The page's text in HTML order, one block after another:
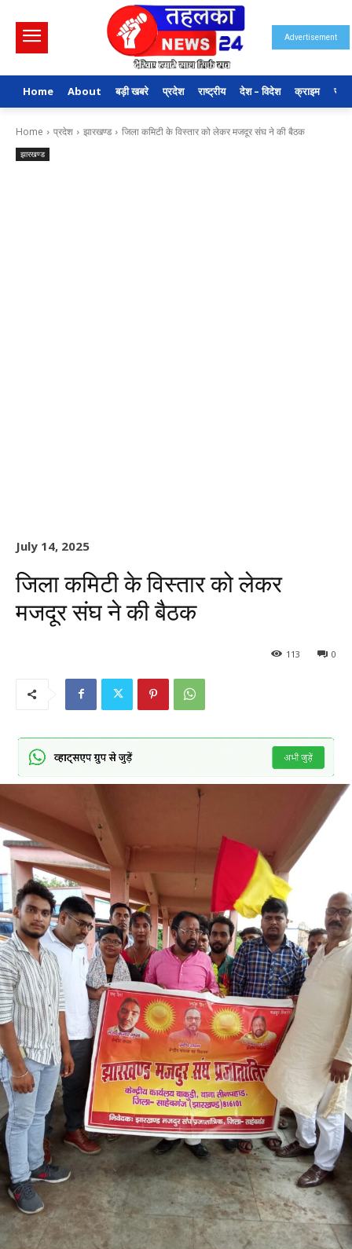
Advertisement
Home About बड़ी खबरे प्रदेश राष्ट्रीय देश – विदेश क्राइम
Home प्रदेश झारखण्ड जिला कमिटी के विस्तार को लेकर मजदूर संघ ने की बैठक
झारखण्ड
July 14, 2025
जिला कमिटी के विस्तार को लेकर
मजदूर संघ ने की बैठक
0
113